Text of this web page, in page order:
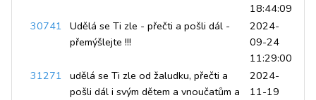
18:44:09
30741 Udělá se Ti zle - přečti a pošli dál -
přemýšlejte !!!
2024-
09-24
11:29:00
31271 udělá se Ti zle od žaludku, přečti a
pošli dál i svým dětem a vnoučatům a
2024-
11-19